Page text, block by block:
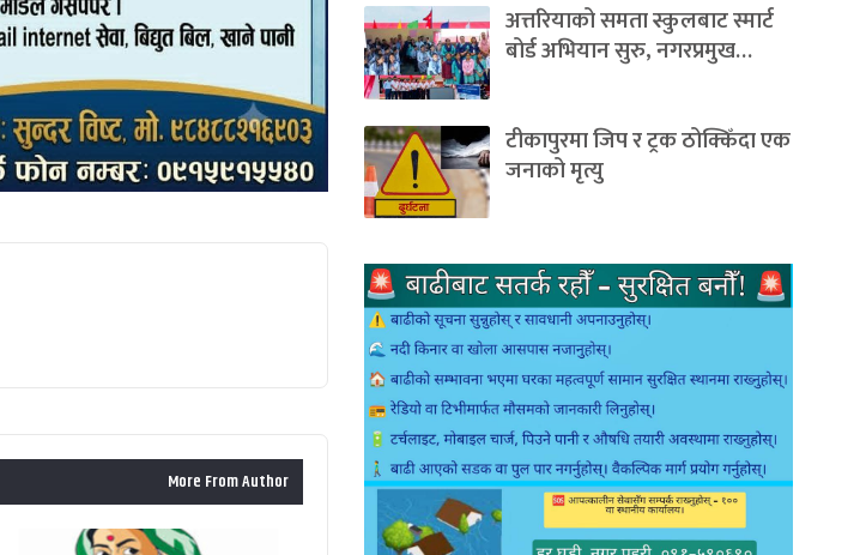
More From Author
अत्तरियाको समता स्कुलबाट स्मार्ट
बोर्ड अभियान सुरु, नगरप्रमुख…
टीकापुरमा जिप र ट्रक ठोक्किँदा एक
जनाको मृत्यु